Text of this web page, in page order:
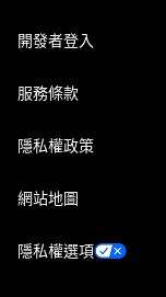
開發者登入
服務條款
隱私權政策
網站地圖
隱私權選項